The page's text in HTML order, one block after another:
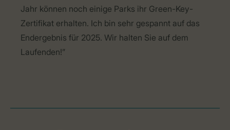
Jahr können noch einige Parks ihr Green-Key-
Zertifikat erhalten. Ich bin sehr gespannt auf das
Endergebnis für 2025. Wir halten Sie auf dem
Laufenden!”